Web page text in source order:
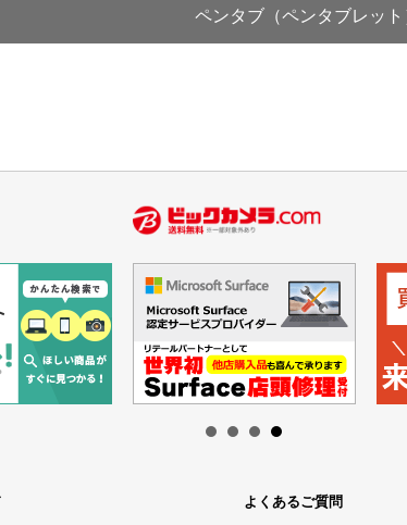
ペンタブ（ペンタブレッ
よくあるご質問